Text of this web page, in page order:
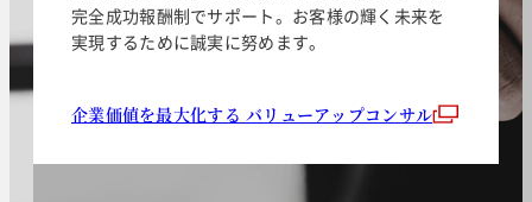
完全成功報酬制でサポート。お客様の輝く未来を
実現するために誠実に努めます。
企業価値を最大化する バリューアップコンサル